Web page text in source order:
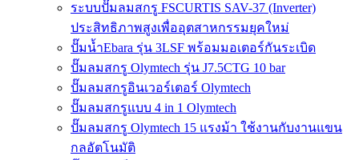
ระบบปั๊มลมสกรู FSCURTIS SAV-37 (Inverter)
ประสิทธิภาพสูงเพื่ออุตสาหกรรมยุคใหม่
ปั๊มน้ำEbara รุ่น 3LSF พร้อมมอเตอร์กันระเบิด
ปั๊มลมสกรู Olymtech รุ่น J7.5CTG 10 bar
ปั๊มลมสกรูอินเวอร์เตอร์ Olymtech
ปั๊มลมสกรูแบบ 4 in 1 Olymtech
ปั๊มลมสกรู Olymtech 15 แรงม้า ใช้งานกับงานแขน
กลอัตโนมัติ